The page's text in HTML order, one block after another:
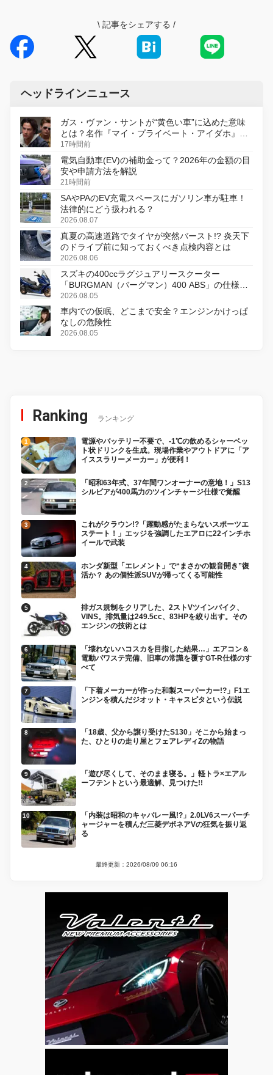
\ 記事をシェアする /
ヘッドラインニュース
ガス・ヴァン・サントが“黄色い車”に込めた意味
とは？名作『マイ・プライベート・アイダホ』が
初のデジタルリマスター版で復活
17時間前
電気自動車(EV)の補助金って？2026年の金額の目
安や申請方法を解説
21時間前
SAやPAのEV充電スペースにガソリン車が駐車！
法律的にどう扱われる？
2026.08.07
真夏の高速道路でタイヤが突然バースト!? 炎天下
のドライブ前に知っておくべき点検内容とは
2026.08.06
スズキの400ccラグジュアリースクーター
「BURGMAN（バーグマン）400 ABS」の仕様を
変更し、8月18日に発売
2026.08.05
車内での仮眠、どこまで安全？エンジンかけっぱ
なしの危険性
2026.08.05
Ranking ランキング
電源やバッテリー不要で、-1℃の飲めるシャーベッ
ト状ドリンクを生成。現場作業やアウトドアに「ア
イススラリーメーカー」が便利！
「昭和63年式、37年間ワンオーナーの意地！」S13
シルビアが400馬力のツインチャージ仕様で覚醒
これがクラウン!?「躍動感がたまらないスポーツエ
ステート！」エッジを強調したエアロに22インチホ
イールで武装
ホンダ新型「エレメント」で“まさかの観音開き”復
活か？ あの個性派SUVが帰ってくる可能性
排ガス規制をクリアした、2ストVツインバイク、
VINS。排気量は249.5cc、83HPを絞り出す。その
エンジンの技術とは
「壊れないハコスカを目指した結果…」エアコン＆
電動パワステ完備、旧車の常識を覆すGT-R仕様のす
べて
「下着メーカーが作った和製スーパーカー!?」F1エ
ンジンを積んだジオット・キャスピタという伝説
「18歳、父から譲り受けたS130」そこから始まっ
た、ひとりの走り屋とフェアレディZの物語
「遊び尽くして、そのまま寝る。」軽トラ×エアル
ーフテントという最適解、見つけた!!
「内装は昭和のキャバレー風!?」2.0LV6スーパーチ
ャージャーを積んだ三菱デボネアVの狂気を振り返
る
最終更新：2026/08/09 06:16